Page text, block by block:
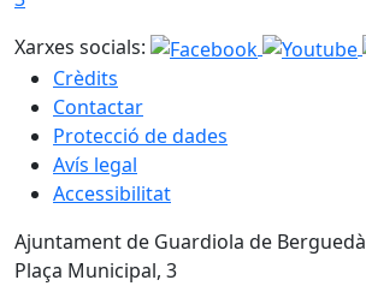
Xarxes socials:
Crèdits
Contactar
Protecció de dades
Avís legal
Accessibilitat
Ajuntament de Guardiola de Berguedà
Plaça Municipal, 3